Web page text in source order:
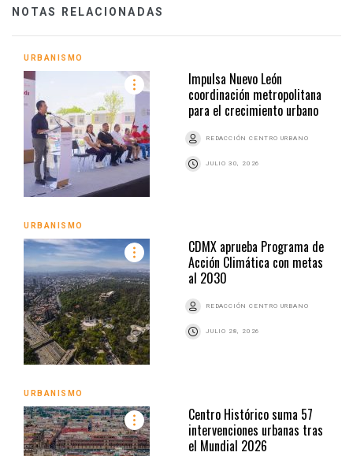
NOTAS RELACIONADAS
URBANISMO
Impulsa Nuevo León
coordinación metropolitana
para el crecimiento urbano
REDACCIÓN CENTRO URBANO
JULIO 30, 2026
URBANISMO
CDMX aprueba Programa de
Acción Climática con metas
al 2030
REDACCIÓN CENTRO URBANO
JULIO 28, 2026
URBANISMO
Centro Histórico suma 57
intervenciones urbanas tras
el Mundial 2026